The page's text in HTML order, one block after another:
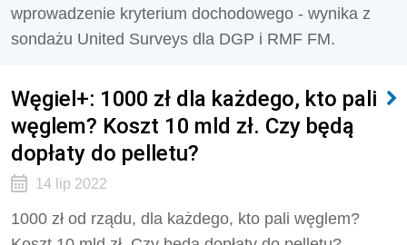
wprowadzenie kryterium dochodowego - wynika z
sondażu United Surveys dla DGP i RMF FM.
Węgiel+: 1000 zł dla każdego, kto pali
węglem? Koszt 10 mld zł. Czy będą
dopłaty do pelletu?
14 lip 2022
1000 zł od rządu, dla każdego, kto pali węglem?